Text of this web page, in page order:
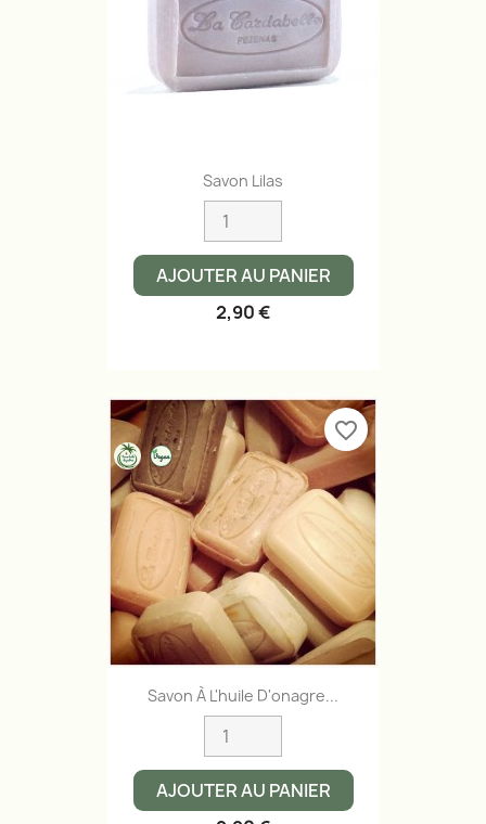
Savon Lilas
AJOUTER AU PANIER
2,90 €
Savon À L'huile D'onagre...
AJOUTER AU PANIER
favorite_border